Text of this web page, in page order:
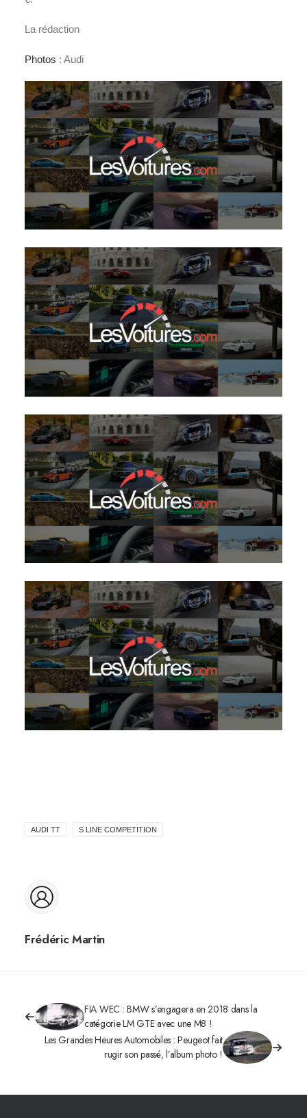
La rédaction
Photos : Audi
AUDI TT S LINE COMPETITION
Frédéric Martin
FIA WEC : BMW s’engagera en 2018 dans la
catégorie LM GTE avec une M8 !
Les Grandes Heures Automobiles : Peugeot fait
rugir son passé, l’album photo !